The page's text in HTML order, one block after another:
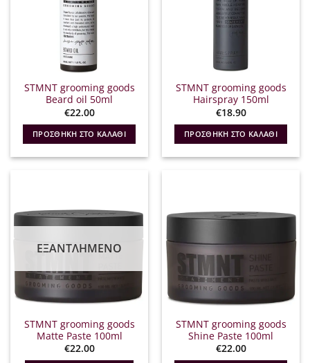
STMNT grooming goods
Beard oil 50ml
€22.00
ΠΡΟΣΘΉΚΗ ΣΤΟ ΚΑΛΆΘΙ
STMNT grooming goods
Hairspray 150ml
€18.90
ΠΡΟΣΘΉΚΗ ΣΤΟ ΚΑΛΆΘΙ
ΕΞΑΝΤΛΗΜΈΝΟ
STMNT grooming goods
Matte Paste 100ml
€22.00
STMNT grooming goods
Shine Paste 100ml
€22.00